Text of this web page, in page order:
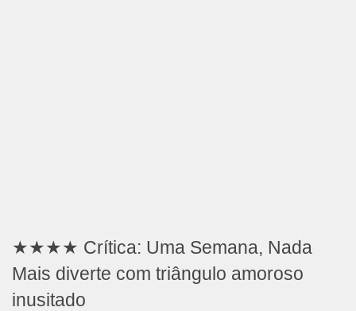
★★★★ Crítica: Uma Semana, Nada
Mais diverte com triângulo amoroso
inusitado